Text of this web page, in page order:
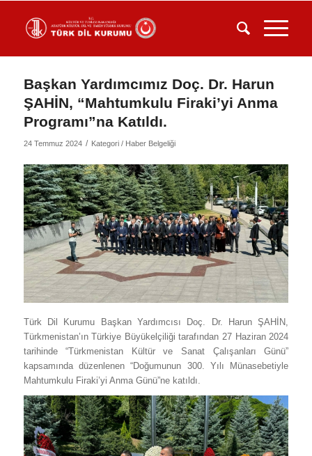
Başkan Yardımcımız Doç. Dr. Harun
ŞAHİN, “Mahtumkulu Firaki’yi Anma
Programı”na Katıldı.
24 Temmuz 2024 / Kategori / Haber Belgeliği
Türk Dil Kurumu Başkan Yardımcısı Doç. Dr. Harun ŞAHİN,
Türkmenistan’ın Türkiye Büyükelçiliği tarafından 27 Haziran 2024
tarihinde “Türkmenistan Kültür ve Sanat Çalışanları Günü”
kapsamında düzenlenen “Doğumunun 300. Yılı Münasebetiyle
Mahtumkulu Firaki’yi Anma Günü”ne katıldı.